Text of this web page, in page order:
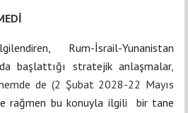
Rum-İsrail-Yunanistan
başlattığı stratejik anlaşmalar,
de (2 Şubat 2028-22 Mayıs
rağmen bu konuyla ilgili bir tane